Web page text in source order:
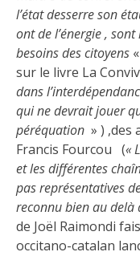
l’état desserre son
ont de l’énergie ,
besoins des citoyens
sur le livre La
dans
qui ne devrait jouer
péréquation » ) ,des
Francis Fourcou («
et les différentes
pas représentatives
reconnu bien au delà
de Joël Raimondi
occitano-catalan